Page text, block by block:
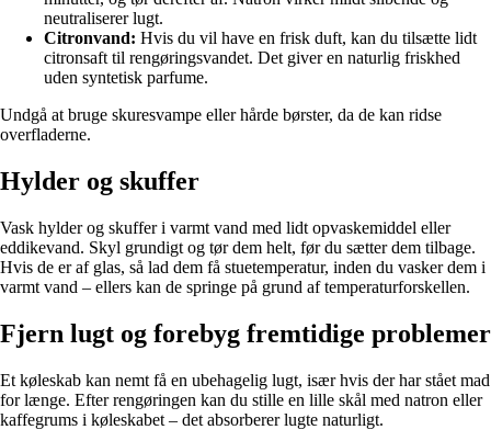
neutraliserer lugt.
Citronvand: Hvis du vil have en frisk duft, kan du tilsætte lidt
citronsaft til rengøringsvandet. Det giver en naturlig friskhed
uden syntetisk parfume.
Undgå at bruge skuresvampe eller hårde børster, da de kan ridse
overfladerne.
Hylder og skuffer
Vask hylder og skuffer i varmt vand med lidt opvaskemiddel eller
eddikevand. Skyl grundigt og tør dem helt, før du sætter dem tilbage.
Hvis de er af glas, så lad dem få stuetemperatur, inden du vasker dem i
varmt vand – ellers kan de springe på grund af temperaturforskellen.
Fjern lugt og forebyg fremtidige problemer
Et køleskab kan nemt få en ubehagelig lugt, især hvis der har stået mad
for længe. Efter rengøringen kan du stille en lille skål med natron eller
kaffegrums i køleskabet – det absorberer lugte naturligt.